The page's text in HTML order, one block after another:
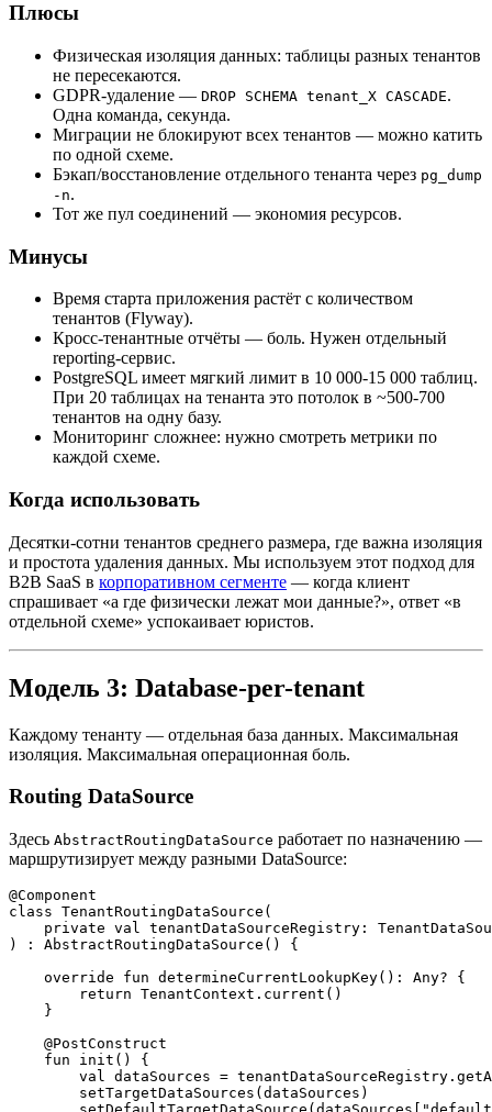
Плюсы
Физическая изоляция данных: таблицы разных тенантов
не пересекаются.
GDPR-удаление — DROP SCHEMA tenant_X CASCADE.
Одна команда, секунда.
Миграции не блокируют всех тенантов — можно катить
по одной схеме.
Бэкап/восстановление отдельного тенанта через pg_dump
-n.
Тот же пул соединений — экономия ресурсов.
Минусы
Время старта приложения растёт с количеством
тенантов (Flyway).
Кросс-тенантные отчёты — боль. Нужен отдельный
reporting-сервис.
PostgreSQL имеет мягкий лимит в 10 000-15 000 таблиц.
При 20 таблицах на тенанта это потолок в ~500-700
тенантов на одну базу.
Мониторинг сложнее: нужно смотреть метрики по
каждой схеме.
Когда использовать
Десятки-сотни тенантов среднего размера, где важна изоляция
и простота удаления данных. Мы используем этот подход для
B2B SaaS в корпоративном сегменте — когда клиент
спрашивает «а где физически лежат мои данные?», ответ «в
отдельной схеме» успокаивает юристов.
Модель 3: Database-per-tenant
Каждому тенанту — отдельная база данных. Максимальная
изоляция. Максимальная операционная боль.
Routing DataSource
Здесь AbstractRoutingDataSource работает по назначению —
маршрутизирует между разными DataSource:
@Component
class TenantRoutingDataSource(
private val tenantDataSourceRegistry:
) : AbstractRoutingDataSource() {
    override fun determineCurrentLookupKey(): Any? {
        return TenantContext.current()
    }
    @PostConstruct
    fun init() {
val dataSources =
        setTargetDataSources(dataSources)